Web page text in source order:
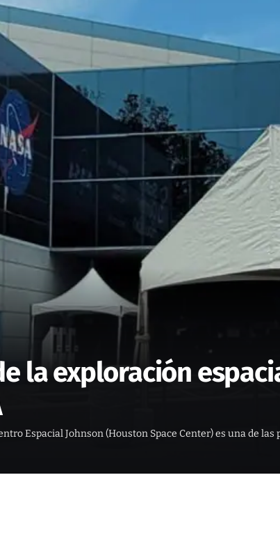
la exploración
Espacial Johnson (Houston Space Center) es una de